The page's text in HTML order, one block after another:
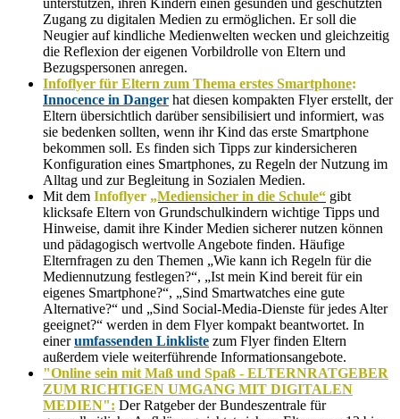
Zugang zu digitalen Medien zu ermöglichen. Er soll die
Neugier auf kindliche Medienwelten wecken und gleichzeitig
die Reflexion der eigenen Vorbildrolle von Eltern und
Bezugspersonen anregen.
Infoflyer für Eltern zum Thema erstes Smartphone:
Innocence in Danger hat diesen kompakten Flyer erstellt, der
Eltern übersichtlich darüber sensibilisiert und informiert, was
sie bedenken sollten, wenn ihr Kind das erste Smartphone
bekommen soll. Es finden sich Tipps zur kindersicheren
Konfiguration eines Smartphones, zu Regeln der Nutzung im
Alltag und zur Begleitung in Sozialen Medien.
Mit dem Infoflyer „Mediensicher in die Schule“ gibt
klicksafe Eltern von Grundschulkindern wichtige Tipps und
Hinweise, damit ihre Kinder Medien sicherer nutzen können
und pädagogisch wertvolle Angebote finden. Häufige
Elternfragen zu den Themen „Wie kann ich Regeln für die
Mediennutzung festlegen?“, „Ist mein Kind bereit für ein
eigenes Smartphone?“, „Sind Smartwatches eine gute
Alternative?“ und „Sind Social-Media-Dienste für jedes Alter
geeignet?“ werden in dem Flyer kompakt beantwortet. In
einerumfassenden Linkliste zum Flyer finden Eltern
außerdem viele weiterführende Informationsangebote.
"Online sein mit Maß und Spaß - ELTERNRATGEBER
ZUM RICHTIGEN UMGANG MIT DIGITALEN
MEDIEN": Der Ratgeber der Bundeszentrale für